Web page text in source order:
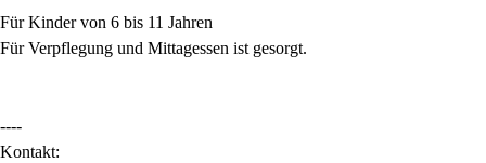
Für Kinder von 6 bis 11 Jahren
Für Verpflegung und Mittagessen ist gesorgt.
----
Kontakt: